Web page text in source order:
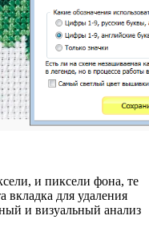
и пиксели фона, те
вкладка для удаления
и визуальный анализ